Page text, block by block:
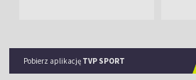
Pobierz aplikację TVP SPORT